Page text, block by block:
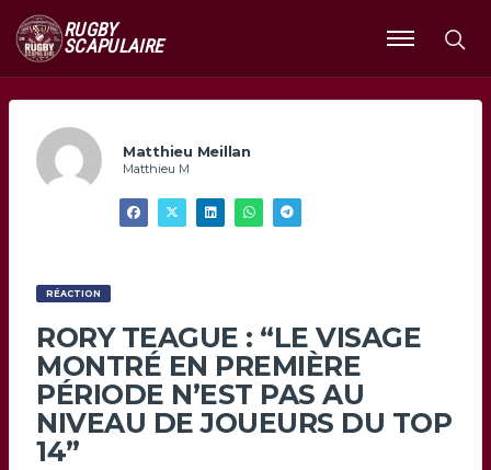
RUGBY
SCAPULAIRE
Ouvrir
le
Matthieu Meillan
Matthieu M
RÉACTION
RORY TEAGUE : “LE VISAGE
MONTRÉ EN PREMIÈRE
PÉRIODE N’EST PAS AU
NIVEAU DE JOUEURS DU TOP
14”